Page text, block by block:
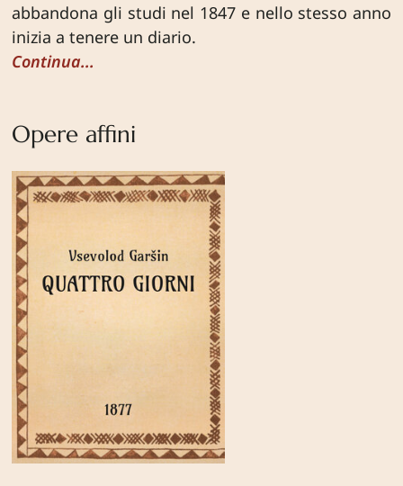
abbandona gli studi nel 1847 e nello stesso anno
inizia a tenere un diario.
Continua...
Opere affini